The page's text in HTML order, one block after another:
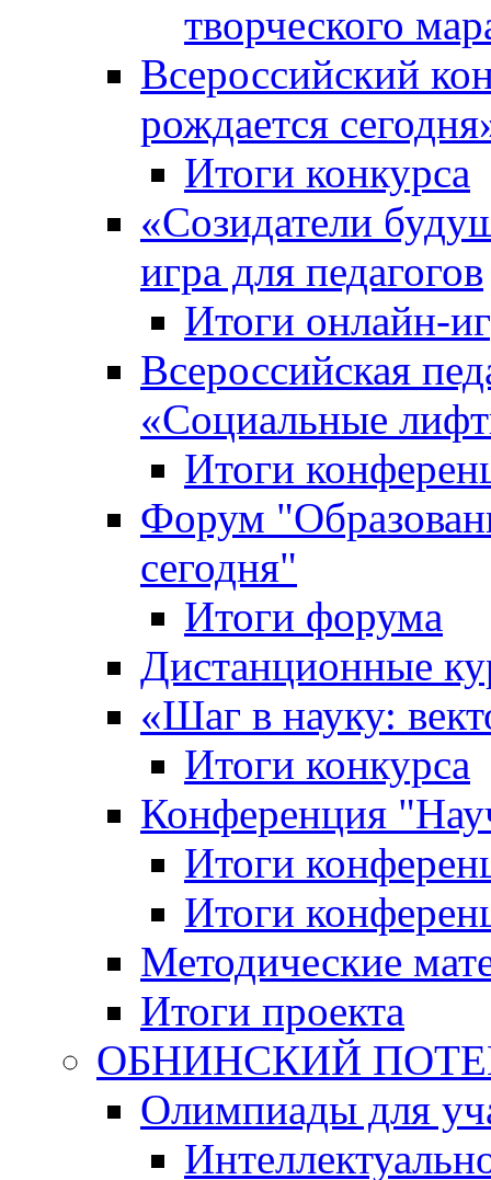
творческого
Всероссийский
рождается
Итоги конкурса
«Cозидатели
игра для педагогов
Итоги онлайн-
Всероссийская
«Cоциальные
Итоги
Форум
сегодня"
Итоги форума
Дистанционные
«Шаг в науку:
Итоги конкурса
Конференция
Итоги
Итоги
Методические
Итоги проекта
ОБНИНСКИЙ
Олимпиады для